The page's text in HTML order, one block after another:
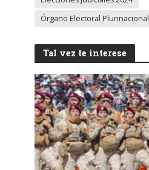
Órgano Electoral Plurinacional
Tal vez te interese